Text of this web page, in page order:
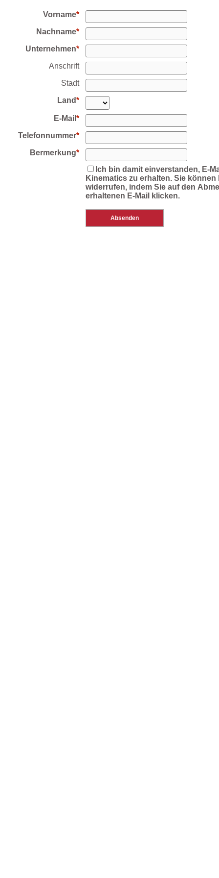
Vorname
Nachname
Unternehmen
Anschrift
Stadt
Land
E-Mail
Telefonnummer
Bermerkung
Ich bin damit einverstanden, E-
Kinematics zu erhalten. Sie
widerrufen, indem Sie auf den
erhaltenen E-Mail klicken.